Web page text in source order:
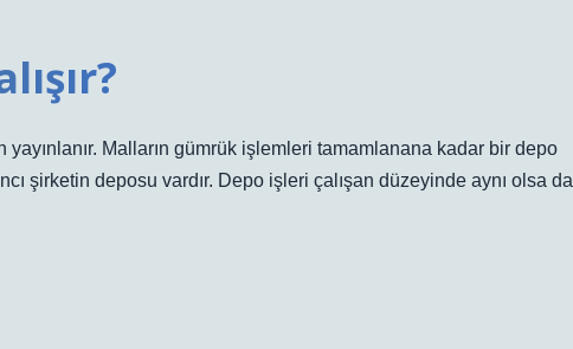
Malların gümrük işlemleri tamamlanana kadar bir depo
şirketin deposu vardır. Depo işleri çalışan düzeyinde aynı olsa da